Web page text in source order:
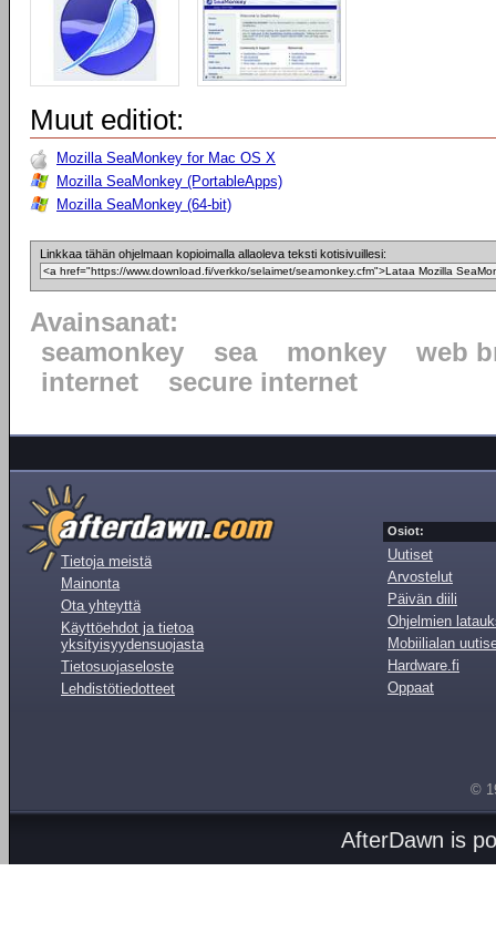
Muut editiot:
Mozilla SeaMonkey for Mac OS X
Mozilla SeaMonkey (PortableApps)
Mozilla SeaMonkey (64-bit)
Linkkaa tähän ohjelmaan kopioimalla allaoleva teksti kotisivuillesi:
Avainsanat:
seamonkey
sea monkey
web
internet
secure internet
Tietoja meistä
Mainonta
Ota yhteyttä
Käyttöehdot ja tietoa
yksityisyydensuojasta
Tietosuojaseloste
Lehdistötiedotteet
Osiot:
Uutiset
Arvostelut
Päivän diili
Ohjelmien
Mobiilialan
Hardware.fi
Oppaat
©
AfterDawn is